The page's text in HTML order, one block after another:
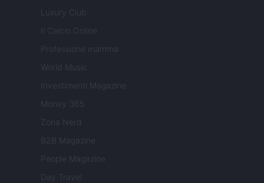
Luxury Club
Il Calcio Online
Professione mamma
World Music
Investimenti Magazine
Money 365
Zona Nerd
B2B Magazine
People Magazine
Day Travel